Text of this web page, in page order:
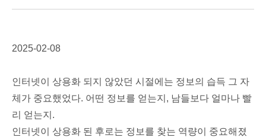
2025-02-08
인터넷이 상용화 되지 않았던 시절에는 정보의 습득 그 자
체가 중요했었다. 어떤 정보를 얻는지, 남들보다 얼마나 빨
리 얻는지.
인터넷이 상용화 된 후로는 정보를 찾는 역량이 중요해졌